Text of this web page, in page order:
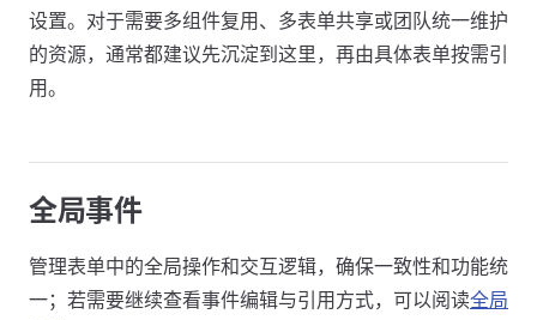
设置。对于需要多组件复用、多表单共享或团队统一维护
的资源，通常都建议先沉淀到这里，再由具体表单按需引
用。
全局事件
管理表单中的全局操作和交互逻辑，确保一致性和功能统
一；若需要继续查看事件编辑与引用方式，可以阅读全局